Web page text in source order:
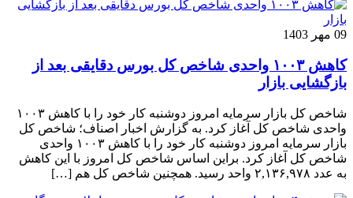
09 مهر 1403
کاهش ۱۰۰۳ واحدی شاخص کل بورس دقایقی بعد از
بازگشایی بازار
شاخص کل بازار سرمایه امروز دوشنبه کار خود را با کاهش ۱۰۰۳
واحدی شاخص کل آغاز کرد. به گزارش اخبار اصناف؛ شاخص کل
بازار سرمایه امروز دوشنبه کار خود را با کاهش ۱۰۰۳ واحدی
شاخص کل آغاز کرد. براین اساس شاخص کل امروز با این کاهش
به عدد ۲,۱۳۶,۹۷۸ واحد رسید. همچنین شاخص کل هم […]